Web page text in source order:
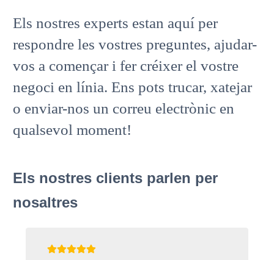
Els nostres experts estan aquí per
respondre les vostres preguntes, ajudar-
vos a començar i fer créixer el vostre
negoci en línia. Ens pots trucar, xatejar
o enviar-nos un correu electrònic en
qualsevol moment!
Els nostres clients parlen per
nosaltres